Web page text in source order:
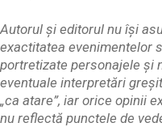
Autorul și editorul nu își
exactitatea evenimentelor
portretizate personajele și
eventuale interpretări
„ca atare”, iar orice opinii
nu reflectă punctele de